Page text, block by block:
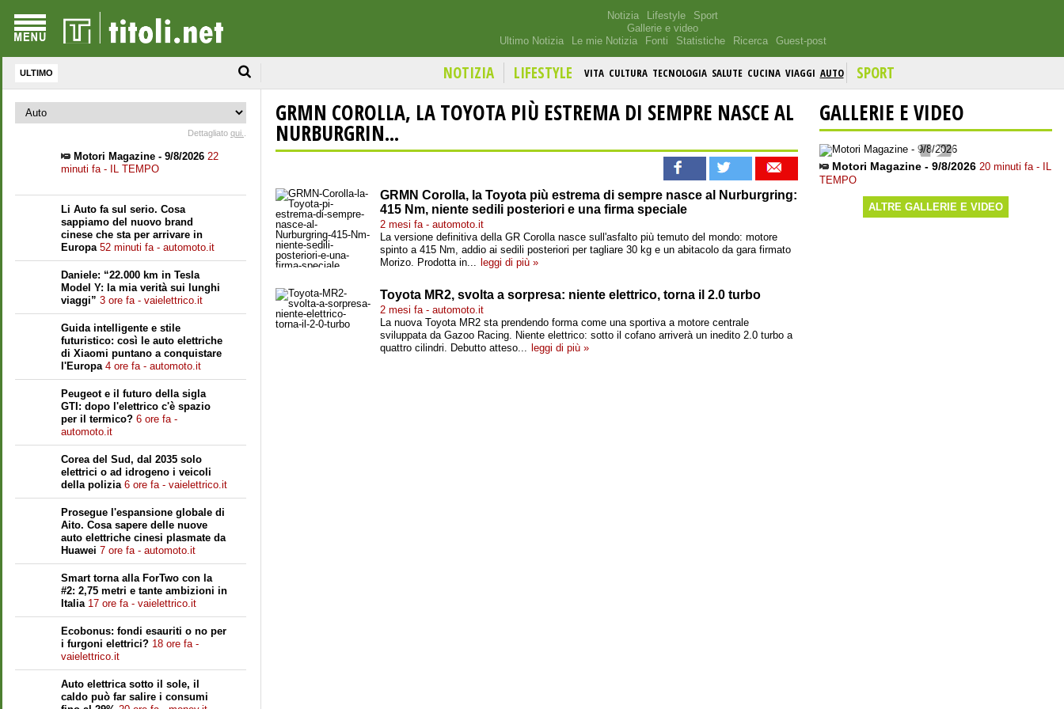
Notizia Lifestyle
Sport
Gallerie e video
Ultimo Notizia
Le mie Notizia Fonti Statistiche Ricerca Guest-post
ULTIMO NOTIZIA LIFESTYLE VITA CULTURA TECNOLOGIA SALUTE CUCINA VIAGGI AUTO SPORT
Dettagliato qui.
Motori Magazine - 9/8/2026 22
minuti fa - IL TEMPO
Li Auto fa sul serio. Cosa
sappiamo del nuovo brand
cinese che sta per arrivare in
Europa 52 minuti fa - automoto.it
Daniele: “22.000 km in Tesla
Model Y: la mia verità sui lunghi
viaggi” 3 ore fa - vaielettrico.it
Guida intelligente e stile
futuristico: così le auto elettriche
di Xiaomi puntano a conquistare
l'Europa 4 ore fa - automoto.it
Peugeot e il futuro della sigla
GTI: dopo l'elettrico c'è spazio
per il termico? 6 ore fa -
automoto.it
Corea del Sud, dal 2035 solo
elettrici o ad idrogeno i veicoli
della polizia 6 ore fa - vaielettrico.it
Prosegue l'espansione globale di
Aito. Cosa sapere delle nuove
auto elettriche cinesi plasmate da
Huawei 7 ore fa - automoto.it
Smart torna alla ForTwo con la
#2: 2,75 metri e tante ambizioni in
Italia 17 ore fa - vaielettrico.it
Ecobonus: fondi esauriti o no per
i furgoni elettrici? 18 ore fa -
vaielettrico.it
Auto elettrica sotto il sole, il
caldo può far salire i consumi
GRMN COROLLA, LA TOYOTA PIÙ ESTREMA DI SEMPRE NASCE AL
NURBURGRIN...
GRMN Corolla, la Toyota più estrema di sempre nasce al Nurburgring:
415 Nm, niente sedili posteriori e una firma speciale
2 mesi fa - automoto.it
La versione definitiva della GR Corolla nasce sull'asfalto più temuto del mondo: motore
spinto a 415 Nm, addio ai sedili posteriori per tagliare 30 kg e un abitacolo da gara firmato
Morizo. Prodotta in... leggi di più »
Toyota MR2, svolta a sorpresa: niente elettrico, torna il 2.0 turbo
2 mesi fa - automoto.it
La nuova Toyota MR2 sta prendendo forma come una sportiva a motore centrale
sviluppata da Gazoo Racing. Niente elettrico: sotto il cofano arriverà un inedito 2.0 turbo a
quattro cilindri. Debutto atteso... leggi di più »
GALLERIE E VIDEO
Motori Magazine - 9/8/2026 20 minuti fa - IL
TEMPO
ALTRE GALLERIE E VIDEO